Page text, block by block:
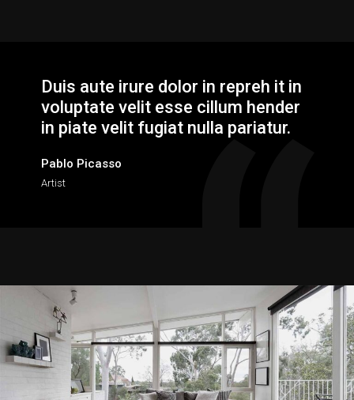
Duis aute irure dolor in repreh it in
voluptate velit esse cillum hender
in piate velit fugiat nulla pariatur.
Pablo Picasso
Artist